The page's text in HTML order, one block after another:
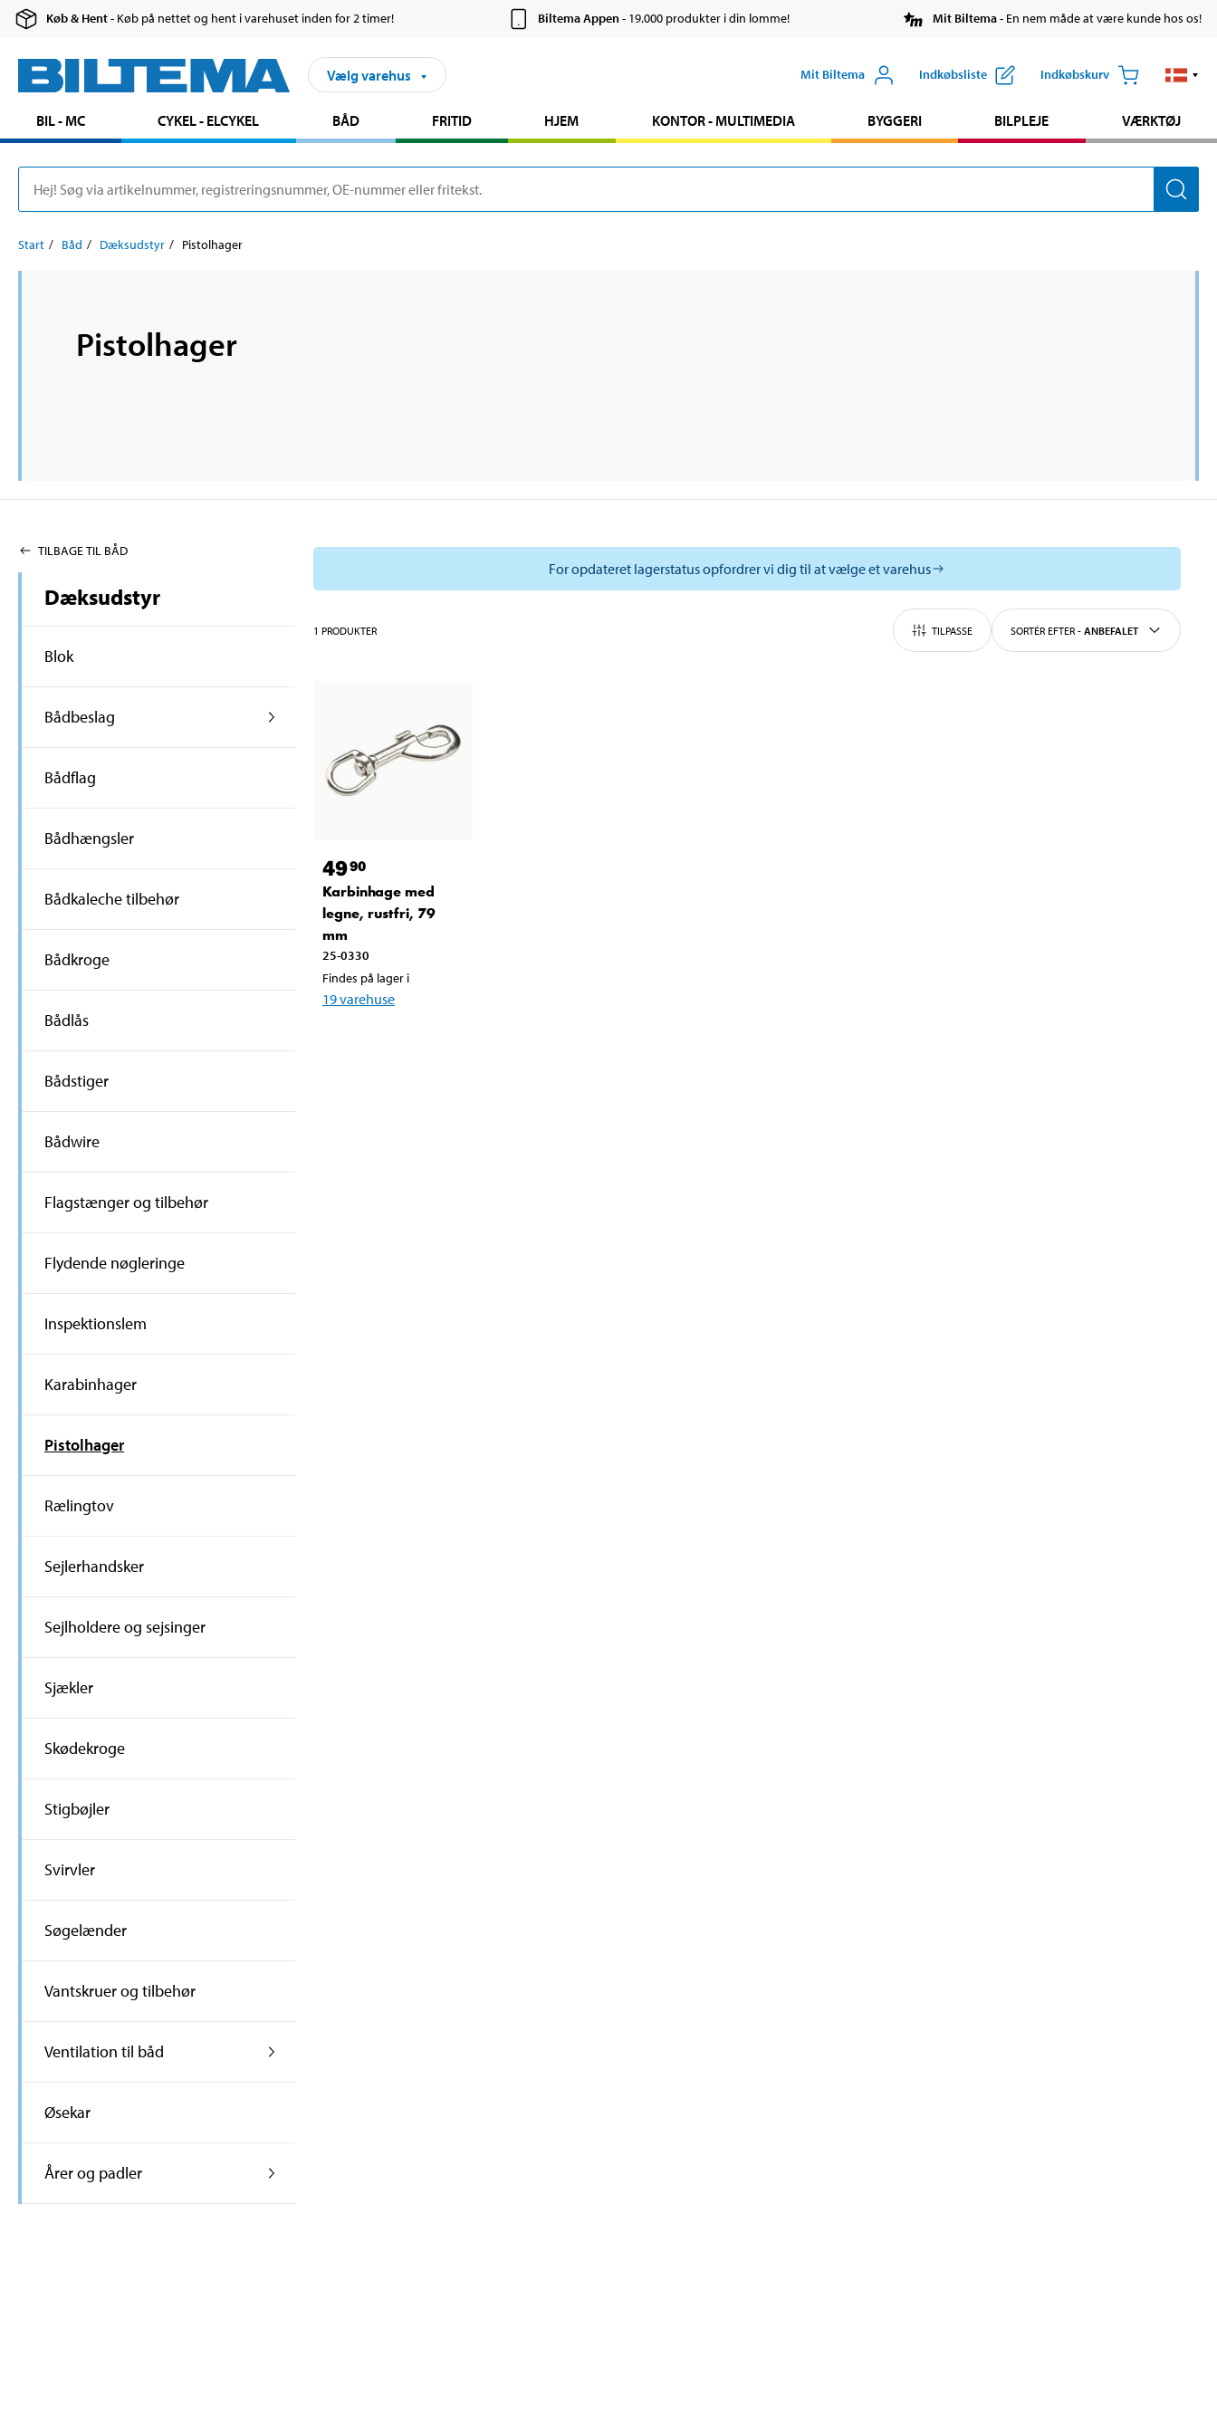
Køb & Hent- Køb på nettet og hent i varehuset inden for 2 timer! Biltema Appen- 19.000 produkter i din lomme! Mit Biltema- En nem måde at være kunde hos os!
Vælg varehus Mit Biltema Indkøbsliste Indkøbskurv
BIL - MC CYKEL - ELCYKEL BÅD FRITID HJEM KONTOR - MULTIMEDIA BYGGERI BILPLEJE VÆRKTØJ
Start Båd Dæksudstyr Pistolhager
Pistolhager
TILBAGE TIL BÅD
Dæksudstyr
Blok
Bådbeslag
Bådflag
Bådhængsler
Bådkaleche tilbehør
Bådkroge
Bådlås
Bådstiger
Bådwire
Flagstænger og tilbehør
Flydende nøgleringe
Inspektionslem
Karabinhager
Pistolhager
Rælingtov
Sejlerhandsker
Sejlholdere og sejsinger
Sjækler
Skødekroge
Stigbøjler
Svirvler
Søgelænder
Vantskruer og tilbehør
Ventilation til båd
Øsekar
Årer og padler
For opdateret lagerstatus opfordrer vi dig til at vælge et varehus
1 PRODUKTER TILPASSE SORTÉR EFTER - ANBEFALET
4990
Karbinhage med
legne, rustfri, 79
mm
25-0330
Findes på lager i
19varehuse